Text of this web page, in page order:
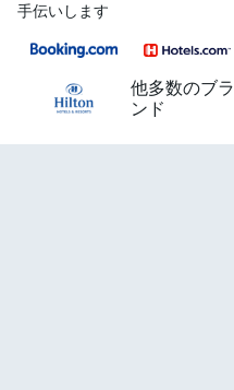
手伝いします
他多数のブラ
ンド